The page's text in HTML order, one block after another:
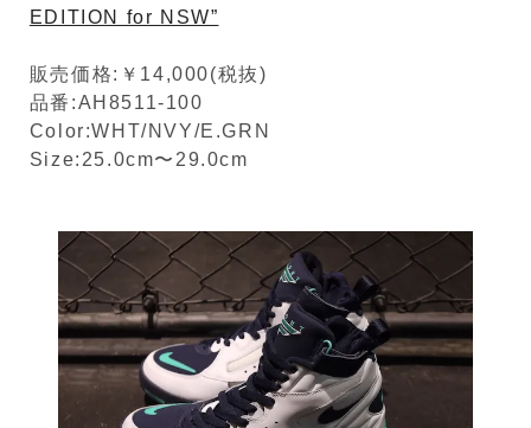
EDITION for NSW”
販売価格:￥14,000(税抜)
品番:AH8511-100
Color:WHT/NVY/E.GRN
Size:25.0cm〜29.0cm